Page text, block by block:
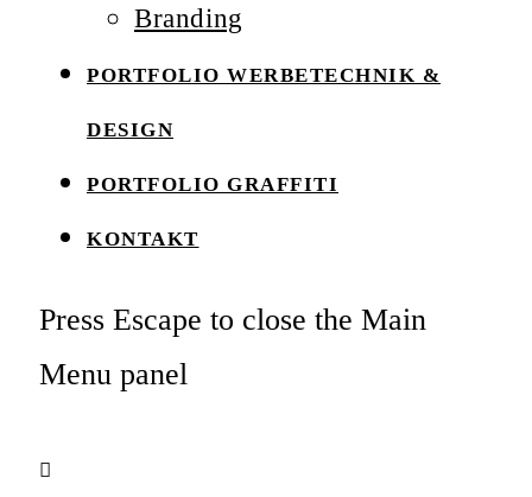
Branding
PORTFOLIO WERBETECHNIK &
DESIGN
PORTFOLIO GRAFFITI
KONTAKT
Press Escape to close the Main
Menu panel